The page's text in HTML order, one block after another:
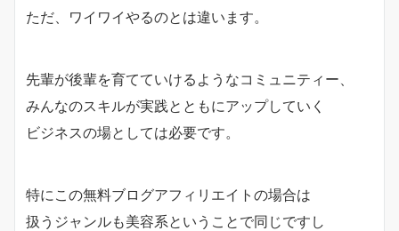
ただ、ワイワイやるのとは違います。
先輩が後輩を育てていけるようなコミュニティー、
みんなのスキルが実践とともにアップしていく
ビジネスの場としては必要です。
特にこの無料ブログアフィリエイトの場合は
扱うジャンルも美容系ということで同じですし